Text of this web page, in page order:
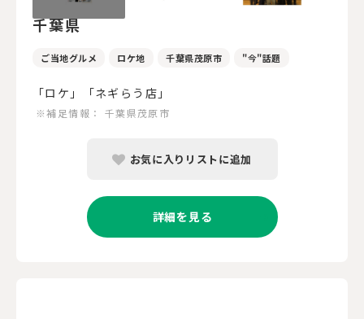
千葉県
ご当地グルメ ロケ地 千葉県茂原市 "今"話題
「ロケ」「ネギらう店」
※補足情報： 千葉県茂原市
お気に入りリストに追加
詳細を見る